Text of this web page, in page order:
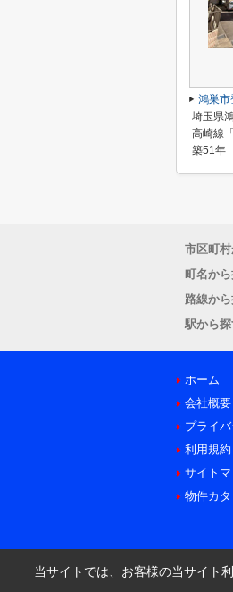
鴻巣市
埼玉県
高崎線
築51年
市区町
町名か
路線か
駅から
ホーム
会社概要
プライ
利用規約
サイト
物件カ
当サイトでは、お客様の当サイト